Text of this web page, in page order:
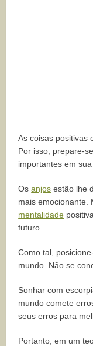
As coisas positivas
Por isso, prepare-
importantes em sua
Osanjos estão lhe
mais emocionante.
mentalidade
futuro.
Como tal,
mundo. Não se
Sonhar com
mundo comete
seus erros para
Portanto, em um